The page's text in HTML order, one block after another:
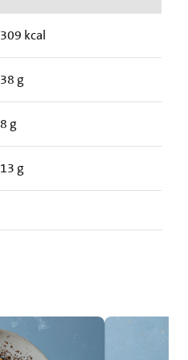
309 kcal
38 g
8 g
13 g